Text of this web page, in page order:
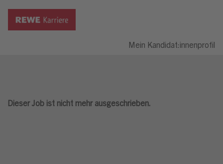
Mein Kandidat:innenprofil
Dieser Job ist nicht mehr ausgeschrieben.